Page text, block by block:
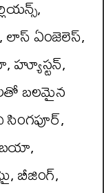
లాస్ ఏంజెలెస్,
బలమైన
బీజింగ్,